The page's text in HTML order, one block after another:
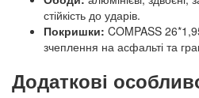
стійкість до ударів.
Покришки: COMPASS
зчеплення на асфальті та
Додаткові